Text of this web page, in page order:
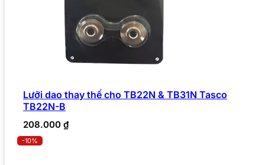
Lưỡi dao thay thế cho TB22N & TB31N Tasco
TB22N-B
208.000 ₫
-10%